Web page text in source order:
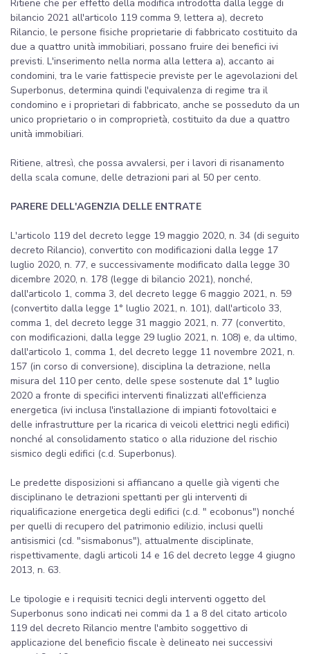
Ritiene che per effetto della modifica introdotta dalla legge di
bilancio 2021 all'articolo 119 comma 9, lettera a), decreto
Rilancio, le persone fisiche proprietarie di fabbricato costituito da
due a quattro unità immobiliari, possano fruire dei benefici ivi
previsti. L'inserimento nella norma alla lettera a), accanto ai
condomini, tra le varie fattispecie previste per le agevolazioni del
Superbonus, determina quindi l'equivalenza di regime tra il
condomino e i proprietari di fabbricato, anche se posseduto da un
unico proprietario o in comproprietà, costituito da due a quattro
unità immobiliari.
Ritiene, altresì, che possa avvalersi, per i lavori di risanamento
della scala comune, delle detrazioni pari al 50 per cento.
PARERE DELL'AGENZIA DELLE ENTRATE
L'articolo 119 del decreto legge 19 maggio 2020, n. 34 (di seguito
decreto Rilancio), convertito con modificazioni dalla legge 17
luglio 2020, n. 77, e successivamente modificato dalla legge 30
dicembre 2020, n. 178 (legge di bilancio 2021), nonché,
dall'articolo 1, comma 3, del decreto legge 6 maggio 2021, n. 59
(convertito dalla legge 1° luglio 2021, n. 101), dall'articolo 33,
comma 1, del decreto legge 31 maggio 2021, n. 77 (convertito,
con modificazioni, dalla legge 29 luglio 2021, n. 108) e, da ultimo,
dall'articolo 1, comma 1, del decreto legge 11 novembre 2021, n.
157 (in corso di conversione), disciplina la detrazione, nella
misura del 110 per cento, delle spese sostenute dal 1° luglio
2020 a fronte di specifici interventi finalizzati all'efficienza
energetica (ivi inclusa l'installazione di impianti fotovoltaici e
delle infrastrutture per la ricarica di veicoli elettrici negli edifici)
nonché al consolidamento statico o alla riduzione del rischio
sismico degli edifici (c.d. Superbonus).
Le predette disposizioni si affiancano a quelle già vigenti che
disciplinano le detrazioni spettanti per gli interventi di
riqualificazione energetica degli edifici (c.d. " ecobonus") nonché
per quelli di recupero del patrimonio edilizio, inclusi quelli
antisismici (cd. "sismabonus"), attualmente disciplinate,
rispettivamente, dagli articoli 14 e 16 del decreto legge 4 giugno
2013, n. 63.
Le tipologie e i requisiti tecnici degli interventi oggetto del
Superbonus sono indicati nei commi da 1 a 8 del citato articolo
119 del decreto Rilancio mentre l'ambito soggettivo di
applicazione del beneficio fiscale è delineato nei successivi